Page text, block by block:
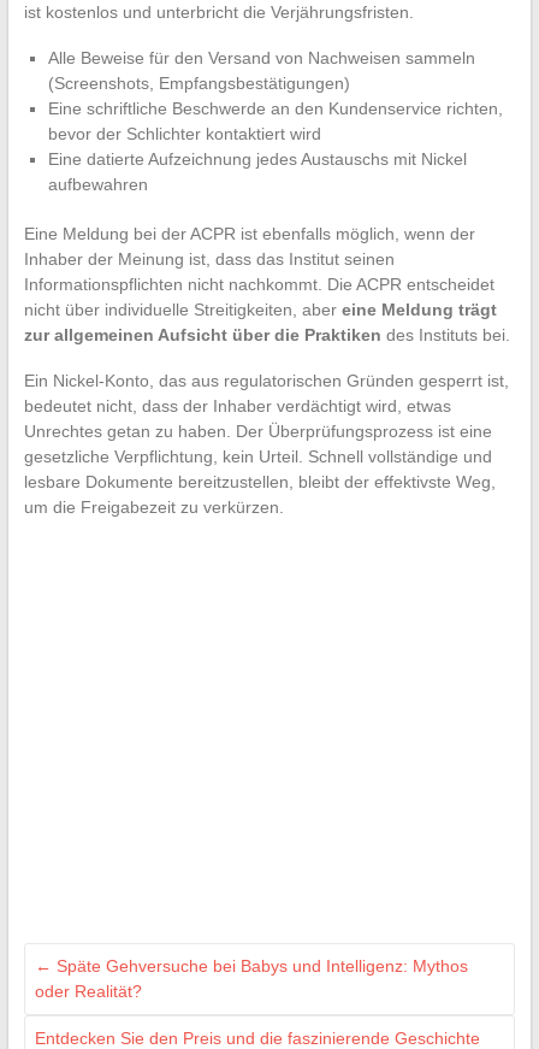
ist kostenlos und unterbricht die Verjährungsfristen.
Alle Beweise für den Versand von Nachweisen sammeln
(Screenshots, Empfangsbestätigungen)
Eine schriftliche Beschwerde an den Kundenservice richten,
bevor der Schlichter kontaktiert wird
Eine datierte Aufzeichnung jedes Austauschs mit Nickel
aufbewahren
Eine Meldung bei der ACPR ist ebenfalls möglich, wenn der
Inhaber der Meinung ist, dass das Institut seinen
Informationspflichten nicht nachkommt. Die ACPR entscheidet
nicht über individuelle Streitigkeiten, aber eine Meldung trägt
zur allgemeinen Aufsicht über die Praktiken des Instituts bei.
Ein Nickel-Konto, das aus regulatorischen Gründen gesperrt ist,
bedeutet nicht, dass der Inhaber verdächtigt wird, etwas
Unrechtes getan zu haben. Der Überprüfungsprozess ist eine
gesetzliche Verpflichtung, kein Urteil. Schnell vollständige und
lesbare Dokumente bereitzustellen, bleibt der effektivste Weg,
um die Freigabezeit zu verkürzen.
← Späte Gehversuche bei Babys und Intelligenz: Mythos
oder Realität?
Entdecken Sie den Preis und die faszinierende Geschichte